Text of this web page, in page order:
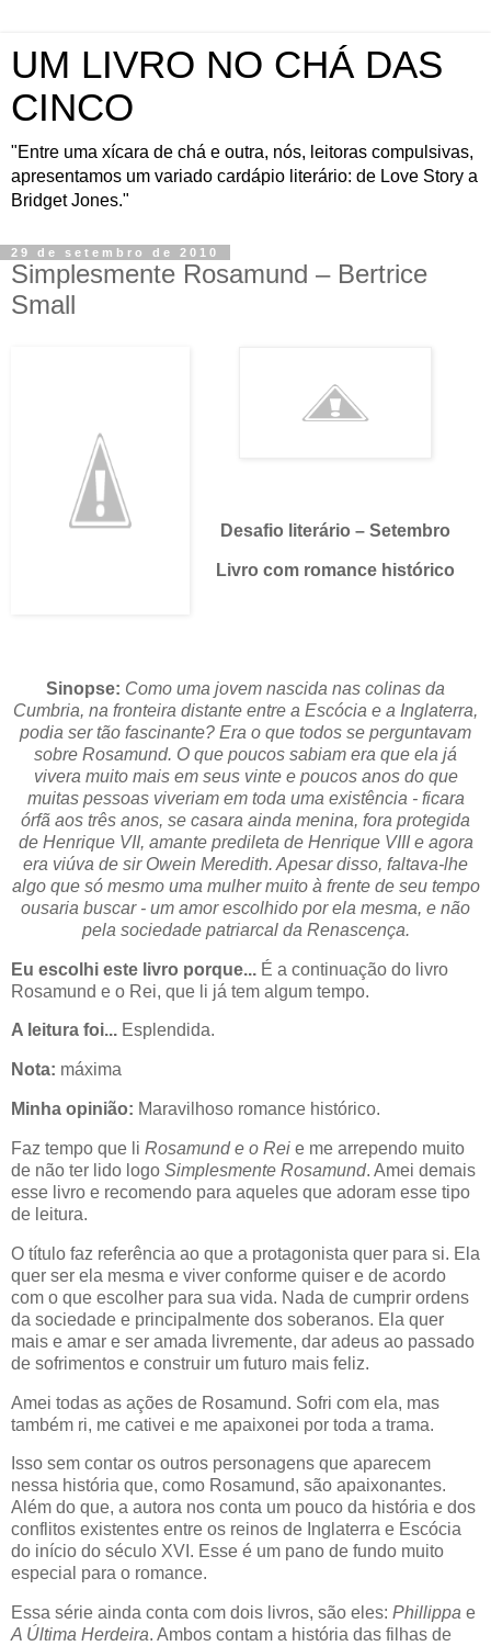
UM LIVRO NO CHÁ DAS
CINCO
"Entre uma xícara de chá e outra, nós, leitoras compulsivas,
apresentamos um variado cardápio literário: de Love Story a
Bridget Jones."
29 de setembro de 2010
Simplesmente Rosamund – Bertrice
Small
Desafio literário – Setembro
Livro com romance histórico
Sinopse: Como uma jovem nascida nas colinas da
Cumbria, na fronteira distante entre a Escócia e a Inglaterra,
podia ser tão fascinante? Era o que todos se perguntavam
sobre Rosamund. O que poucos sabiam era que ela já
vivera muito mais em seus vinte e poucos anos do que
muitas pessoas viveriam em toda uma existência - ficara
órfã aos três anos, se casara ainda menina, fora protegida
de Henrique VII, amante predileta de Henrique VIII e agora
era viúva de sir Owein Meredith. Apesar disso, faltava-lhe
algo que só mesmo uma mulher muito à frente de seu tempo
ousaria buscar - um amor escolhido por ela mesma, e não
pela sociedade patriarcal da Renascença.
Eu escolhi este livro porque... É a continuação do livro
Rosamund e o Rei, que li já tem algum tempo.
A leitura foi... Esplendida.
Nota: máxima
Minha opinião: Maravilhoso romance histórico.
Faz tempo que li Rosamund e o Rei e me arrependo muito
de não ter lido logo Simplesmente Rosamund. Amei demais
esse livro e recomendo para aqueles que adoram esse tipo
de leitura.
O título faz referência ao que a protagonista quer para si. Ela
quer ser ela mesma e viver conforme quiser e de acordo
com o que escolher para sua vida. Nada de cumprir ordens
da sociedade e principalmente dos soberanos. Ela quer
mais e amar e ser amada livremente, dar adeus ao passado
de sofrimentos e construir um futuro mais feliz.
Amei todas as ações de Rosamund. Sofri com ela, mas
também ri, me cativei e me apaixonei por toda a trama.
Isso sem contar os outros personagens que aparecem
nessa história que, como Rosamund, são apaixonantes.
Além do que, a autora nos conta um pouco da história e dos
conflitos existentes entre os reinos de Inglaterra e Escócia
do início do século XVI. Esse é um pano de fundo muito
especial para o romance.
Essa série ainda conta com dois livros, são eles: Phillippa e
A Última Herdeira. Ambos contam a história das filhas de